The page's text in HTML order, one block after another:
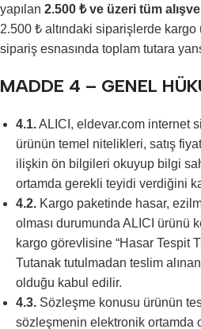
yapılan 2.500 ₺ ve üzeri tüm
2.500 ₺ altındaki siparişlerde kargo
sipariş esnasında toplam tutara
MADDE 4 – GENEL
4.1.ALICI, eldevar.com internet
ürünün temel nitelikleri, satış
ilişkin ön bilgileri okuyup bilgi
ortamda gerekli teyidi verdiğini
4.2. Kargo paketinde hasar,
olması durumunda ALICI ürünü
kargo görevlisine “Hasar Tespit
Tutanak tutulmadan teslim
olduğu kabul edilir.
4.3. Sözleşme konusu ürünün
sözleşmenin elektronik ortamda